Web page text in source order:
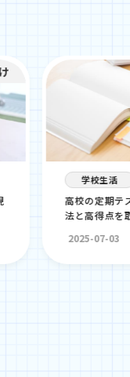
学校生活
高校の定期テ
法と高得点を
2025-07-03